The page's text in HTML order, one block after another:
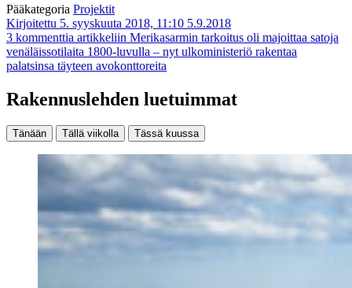
Pääkategoria Projektit
Kirjoitettu 5. syyskuuta 2018, 11:10 5.9.2018
3 kommenttia artikkeliin Merikasarmin tarkoitus oli majoittaa satoja
venäläissotilaita 1800-luvulla – nyt ulkoministeriö rakentaa
palatsinsa täyteen avokonttoreita
Rakennuslehden luetuimmat
Tänään Tällä viikolla Tässä kuussa